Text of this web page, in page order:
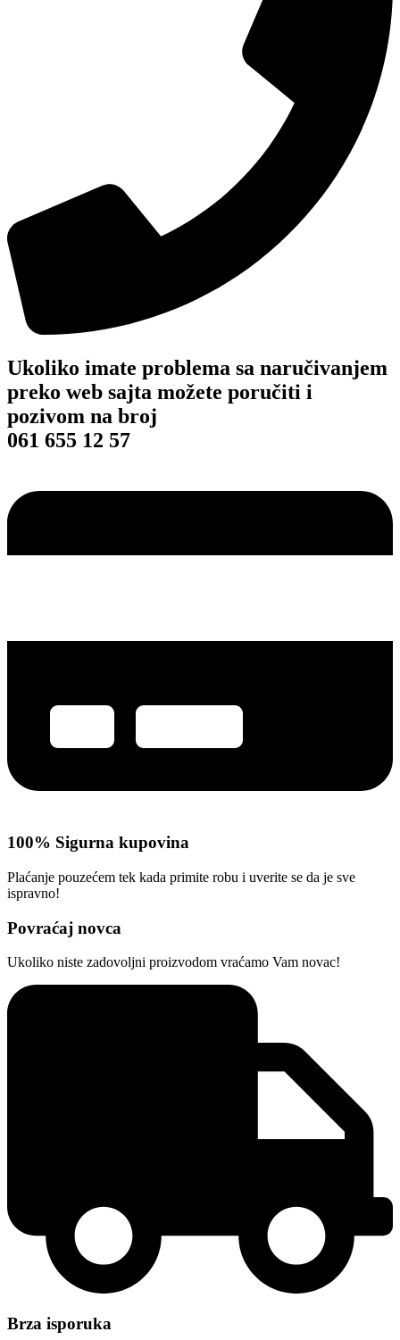
Ukoliko imate problema sa naručivanjem
preko web sajta možete poručiti i
pozivom na broj
061 655 12 57
100% Sigurna kupovina
Plaćanje pouzećem tek kada primite robu i uverite se da je sve
ispravno!
Povraćaj novca​
Ukoliko niste zadovoljni proizvodom vraćamo Vam novac!
Brza isporuka